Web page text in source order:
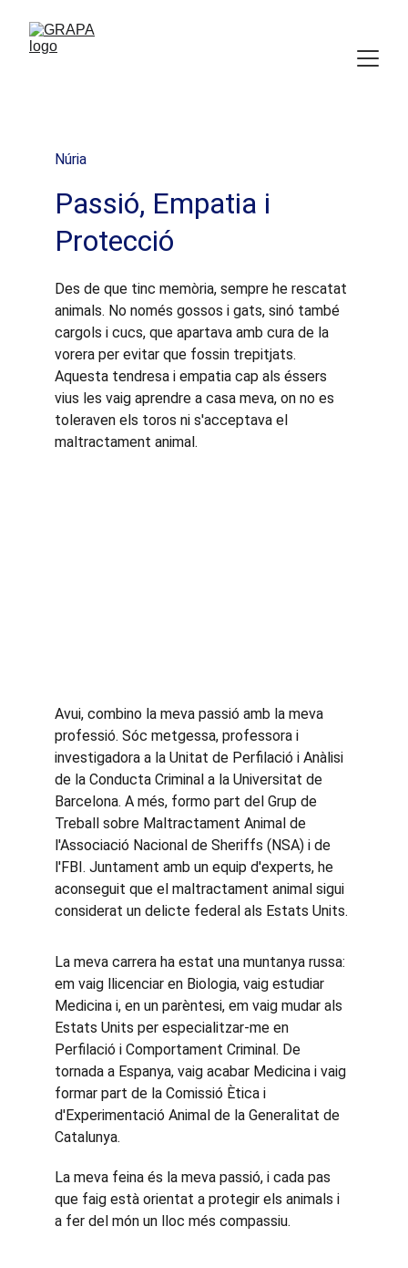
Núria
Passió, Empatia i
Protecció
Des de que tinc memòria, sempre he rescatat
animals. No només gossos i gats, sinó també
cargols i cucs, que apartava amb cura de la
vorera per evitar que fossin trepitjats.
Aquesta tendresa i empatia cap als éssers
vius les vaig aprendre a casa meva, on no es
toleraven els toros ni s'acceptava el
maltractament animal.
Avui, combino la meva passió amb la meva
professió. Sóc metgessa, professora i
investigadora a la Unitat de Perfilació i Anàlisi
de la Conducta Criminal a la Universitat de
Barcelona. A més, formo part del Grup de
Treball sobre Maltractament Animal de
l'Associació Nacional de Sheriffs (NSA) i de
l'FBI. Juntament amb un equip d'experts, he
aconseguit que el maltractament animal sigui
considerat un delicte federal als Estats Units.
La meva carrera ha estat una muntanya russa:
em vaig llicenciar en Biologia, vaig estudiar
Medicina i, en un parèntesi, em vaig mudar als
Estats Units per especialitzar-me en
Perfilació i Comportament Criminal. De
tornada a Espanya, vaig acabar Medicina i vaig
formar part de la Comissió Ètica i
d'Experimentació Animal de la Generalitat de
Catalunya.
La meva feina és la meva passió, i cada pas
que faig està orientat a protegir els animals i
a fer del món un lloc més compassiu.